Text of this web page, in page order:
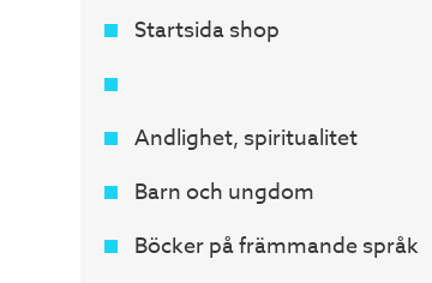
Startsida shop
Andlighet, spiritualitet
Barn och ungdom
Böcker på främmande språk